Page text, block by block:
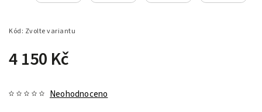
Kód: Zvolte variantu
4 150 Kč
Neohodnoceno